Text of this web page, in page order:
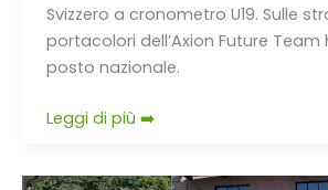
Svizzero a cronometro U19. Sulle
portacolori dell’Axion Future Team
posto nazionale.
Leggi di più ➡️